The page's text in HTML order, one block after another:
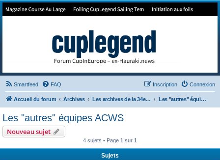
Forum de Cup In Europe
Smartfeed FAQ Connexion
Inscription
Accueil du forum Archives Les archives de la 34e America's Cup Les "autres" équipes ACWS
Les "autres" équipes ACWS
Nouveau sujet
4 sujets • Page 1 sur 1
Sujets